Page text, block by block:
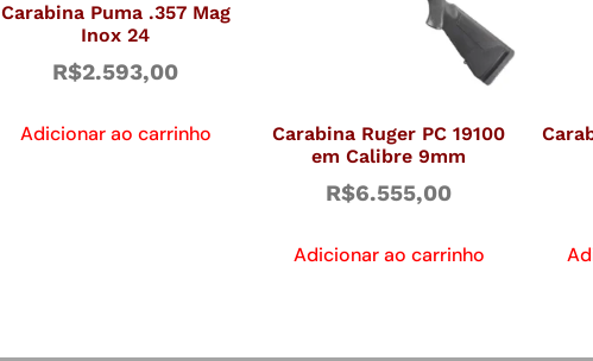
Carabina Puma .357 Mag
Inox 24
R$2.593,00
Adicionar ao carrinho
Carabina Ruger PC 19100
em Calibre 9mm
R$6.555,00
Adicionar ao carrinho